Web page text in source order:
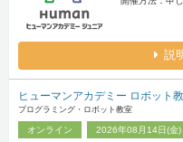
説
ヒューマンアカデミー ロボット
プログラミング・ロボット教室
オンライン 2026年08月14日(金)